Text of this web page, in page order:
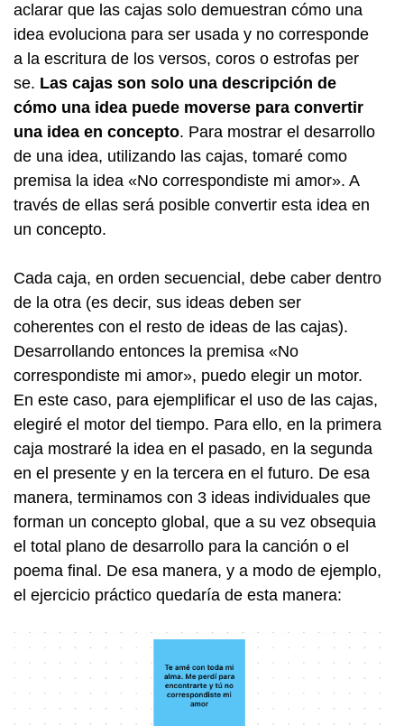
aclarar que las cajas solo demuestran cómo una
idea evoluciona para ser usada y no corresponde
a la escritura de los versos, coros o estrofas per
se. Las cajas son solo una descripción de
cómo una idea puede moverse para convertir
una idea en concepto. Para mostrar el desarrollo
de una idea, utilizando las cajas, tomaré como
premisa la idea «No correspondiste mi amor». A
través de ellas será posible convertir esta idea en
un concepto.
Cada caja, en orden secuencial, debe caber dentro
de la otra (es decir, sus ideas deben ser
coherentes con el resto de ideas de las cajas).
Desarrollando entonces la premisa «No
correspondiste mi amor», puedo elegir un motor.
En este caso, para ejemplificar el uso de las cajas,
elegiré el motor del tiempo. Para ello, en la primera
caja mostraré la idea en el pasado, en la segunda
en el presente y en la tercera en el futuro. De esa
manera, terminamos con 3 ideas individuales que
forman un concepto global, que a su vez obsequia
el total plano de desarrollo para la canción o el
poema final. De esa manera, y a modo de ejemplo,
el ejercicio práctico quedaría de esta manera: